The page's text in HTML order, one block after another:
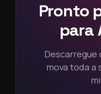
Pronto
para
Descarregue
mova toda a